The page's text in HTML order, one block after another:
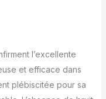
être
l’excellente
et efficace dans
plébiscitée pour sa